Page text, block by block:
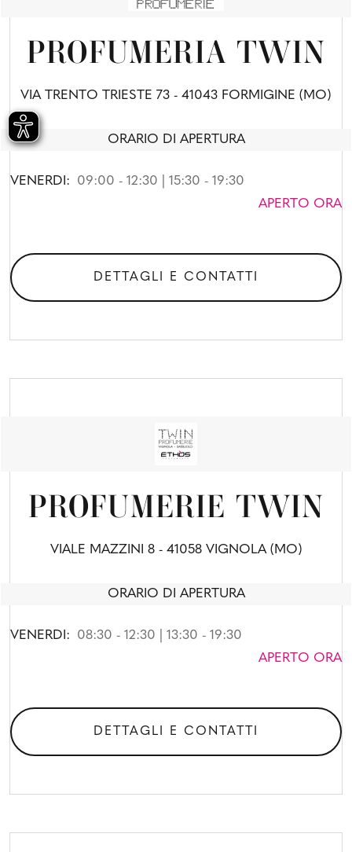
PROFUMERIA TWIN
VIA TRENTO TRIESTE 73 - 41043 FORMIGINE (MO)
ORARIO DI APERTURA
VENERDI:
09:00 - 12:30 | 15:30 - 19:30
APERTO ORA
DETTAGLI E CONTATTI
PROFUMERIE TWIN
VIALE MAZZINI 8 - 41058 VIGNOLA (MO)
ORARIO DI APERTURA
VENERDI:
08:30 - 12:30 | 13:30 - 19:30
APERTO ORA
DETTAGLI E CONTATTI